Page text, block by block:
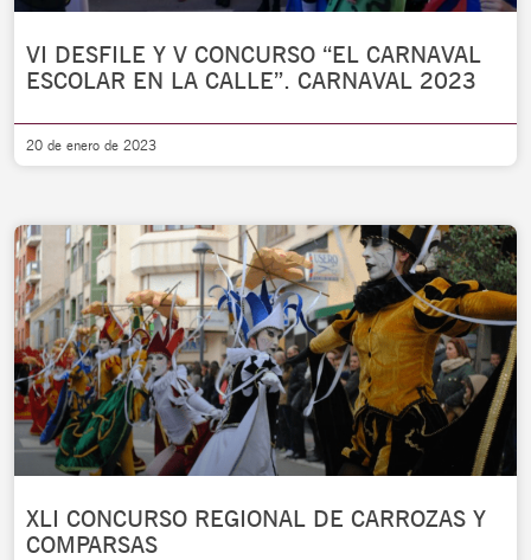
VI DESFILE Y V CONCURSO “EL CARNAVAL
ESCOLAR EN LA CALLE”. CARNAVAL 2023
20 de enero de 2023
XLI CONCURSO REGIONAL DE CARROZAS Y
COMPARSAS